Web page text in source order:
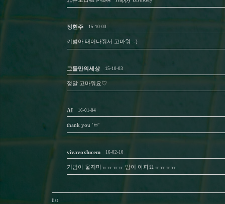
정현주 15-10-03
키범아 태어나줘서 고마워 :-)
그들만의세상 15-10-03
정말 고마워요♡
AI 16-01-04
thank you 'ㅂ'
vivavoxlucem 16-02-10
기범아 울지마ㅠㅠㅠㅠ 맘이 아파요ㅠㅠㅠㅠ
list